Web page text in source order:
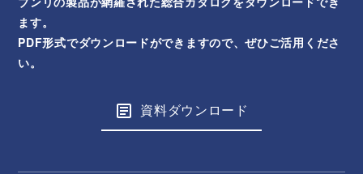
ます。
PDF形式でダウンロードができますので、ぜひご活用くださ
い。
資料ダウンロード